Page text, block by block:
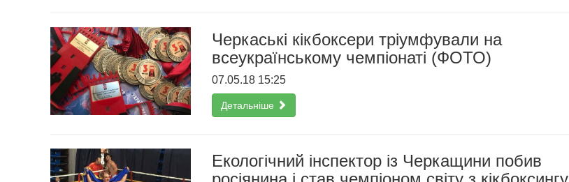
Черкаські кікбоксери тріумфували на
всеукраїнському чемпіонаті (ФОТО)
07.05.18 15:25
Детальніше
Екологічний інспектор із Черкащини побив